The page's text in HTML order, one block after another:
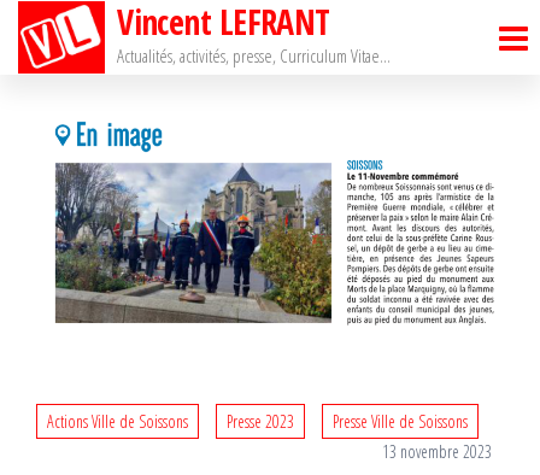
Passer
Vincent LEFRANT
Actualités, activités, presse, Curriculum Vitae…
Actions Ville de Soissons Presse 2023
Presse Ville de Soissons
13 novembre 2023